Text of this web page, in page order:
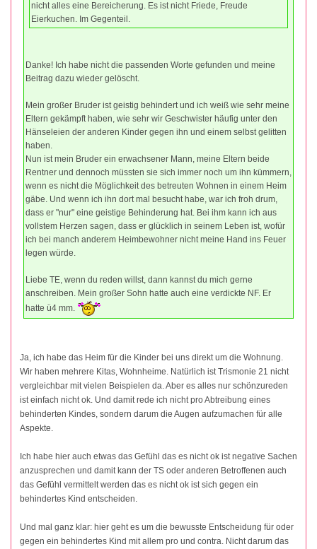
nicht alles eine Bereicherung. Es ist nicht Friede, Freude
Eierkuchen. Im Gegenteil.
Danke! Ich habe nicht die passenden Worte gefunden und meine
Beitrag dazu wieder gelöscht.
Mein großer Bruder ist geistig behindert und ich weiß wie sehr meine
Eltern gekämpft haben, wie sehr wir Geschwister häufig unter den
Hänseleien der anderen Kinder gegen ihn und einem selbst gelitten
haben.
Nun ist mein Bruder ein erwachsener Mann, meine Eltern beide
Rentner und dennoch müssten sie sich immer noch um ihn kümmern,
wenn es nicht die Möglichkeit des betreuten Wohnen in einem Heim
gäbe. Und wenn ich ihn dort mal besucht habe, war ich froh drum,
dass er "nur" eine geistige Behinderung hat. Bei ihm kann ich aus
vollstem Herzen sagen, dass er glücklich in seinem Leben ist, wofür
ich bei manch anderem Heimbewohner nicht meine Hand ins Feuer
legen würde.
Liebe TE, wenn du reden willst, dann kannst du mich gerne
anschreiben. Mein großer Sohn hatte auch eine verdickte NF. Er
hatte ü4 mm.
Ja, ich habe das Heim für die Kinder bei uns direkt um die Wohnung.
Wir haben mehrere Kitas, Wohnheime. Natürlich ist Trismonie 21 nicht
vergleichbar mit vielen Beispielen da. Aber es alles nur schönzureden
ist einfach nicht ok. Und damit rede ich nicht pro Abtreibung eines
behinderten Kindes, sondern darum die Augen aufzumachen für alle
Aspekte.
Ich habe hier auch etwas das Gefühl das es nicht ok ist negative Sachen
anzusprechen und damit kann der TS oder anderen Betroffenen auch
das Gefühl vermittelt werden das es nicht ok ist sich gegen ein
behindertes Kind entscheiden.
Und mal ganz klar: hier geht es um die bewusste Entscheidung für oder
gegen ein behindertes Kind mit allem pro und contra. Nicht darum das